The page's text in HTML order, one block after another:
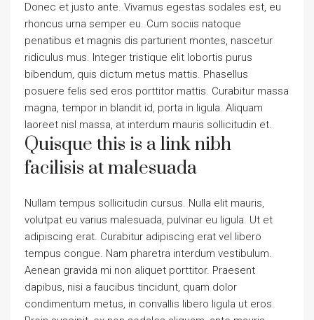
Donec et justo ante. Vivamus egestas sodales est, eu
rhoncus urna semper eu. Cum sociis natoque
penatibus et magnis dis parturient montes, nascetur
ridiculus mus. Integer tristique elit lobortis purus
bibendum, quis dictum metus mattis. Phasellus
posuere felis sed eros porttitor mattis. Curabitur massa
magna, tempor in blandit id, porta in ligula. Aliquam
laoreet nisl massa, at interdum mauris sollicitudin et.
Quisque this is a link nibh
facilisis at malesuada
Nullam tempus sollicitudin cursus. Nulla elit mauris,
volutpat eu varius malesuada, pulvinar eu ligula. Ut et
adipiscing erat. Curabitur adipiscing erat vel libero
tempus congue. Nam pharetra interdum vestibulum.
Aenean gravida mi non aliquet porttitor. Praesent
dapibus, nisi a faucibus tincidunt, quam dolor
condimentum metus, in convallis libero ligula ut eros.